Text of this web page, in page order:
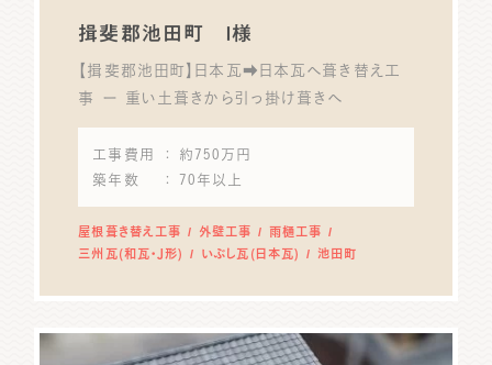
揖斐郡池田町 Ｉ様
【揖斐郡池田町】日本瓦➡日本瓦へ葺き替え工
事 ー 重い土葺きから引っ掛け葺きへ
工事費用
： 約750万円
築年数
： 70年以上
屋根葺き替え工事 外壁工事
雨樋工事
三州瓦(和瓦・J形)
いぶし瓦(日本瓦) 池田町